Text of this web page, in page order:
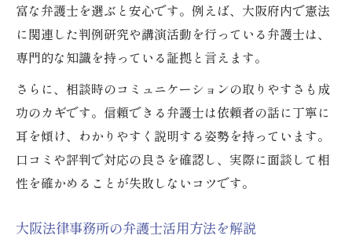
大阪府で法律相談をするベストなタイミングと
は
弁護士に相談する最適なタイミングの見極
め方
早期相談で得られる憲法問題解決のメリッ
ト
無料相談の活用時期と注意すべき点
トラブル発生時の弁護士相談フロー解説
忙しい社会人向けの相談予約活用術
富な弁護士を選ぶと安心です。例えば、大阪府内で憲法
に関連した判例研究や講演活動を行っている弁護士は、
専門的な知識を持っている証拠と言えます。
さらに、相談時のコミュニケーションの取りやすさも成
功のカギです。信頼できる弁護士は依頼者の話に丁寧に
耳を傾け、わかりやすく説明する姿勢を持っています。
口コミや評判で対応の良さを確認し、実際に面談して相
性を確かめることが失敗しないコツです。
大阪法律事務所の弁護士活用方法を解説